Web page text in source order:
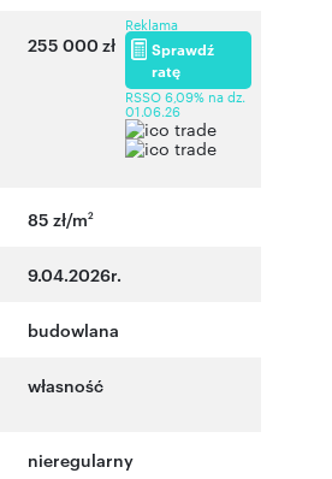
255 000 zł
Reklama
Sprawdź
ratę
RSSO 6,09% na dz.
01.06.26
85 zł/m2
9.04.2026r.
budowlana
własność
nieregularny